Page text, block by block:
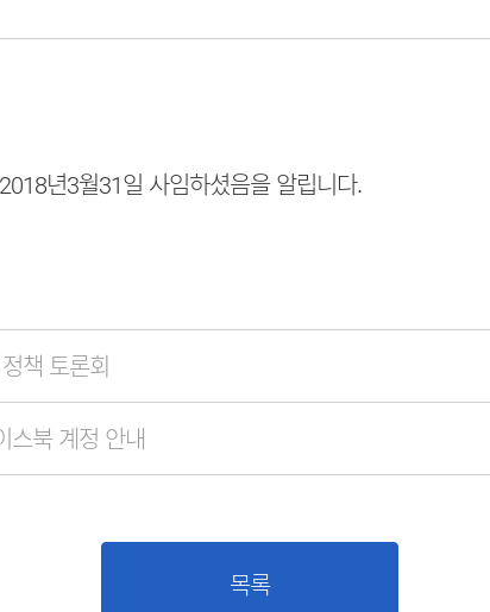
년3월31일 사임하셨음을 알립니다.
책 토론회
스북 계정 안내
목록